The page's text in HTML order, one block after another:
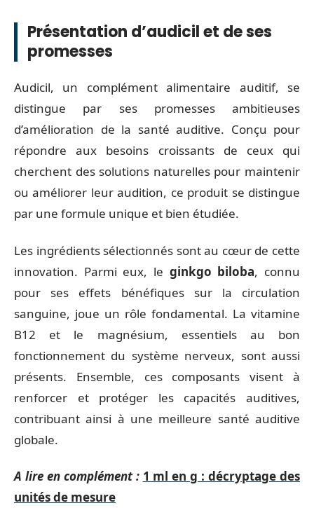
Présentation d’audicil et de ses
promesses
Audicil, un complément alimentaire auditif, se
distingue par ses promesses ambitieuses
d’amélioration de la santé auditive. Conçu pour
répondre aux besoins croissants de ceux qui
cherchent des solutions naturelles pour maintenir
ou améliorer leur audition, ce produit se distingue
par une formule unique et bien étudiée.
Les ingrédients sélectionnés sont au cœur de cette
innovation. Parmi eux, le ginkgo biloba, connu
pour ses effets bénéfiques sur la circulation
sanguine, joue un rôle fondamental. La vitamine
B12 et le magnésium, essentiels au bon
fonctionnement du système nerveux, sont aussi
présents. Ensemble, ces composants visent à
renforcer et protéger les capacités auditives,
contribuant ainsi à une meilleure santé auditive
globale.
A lire en complément : 1 ml en g : décryptage des
unités de mesure